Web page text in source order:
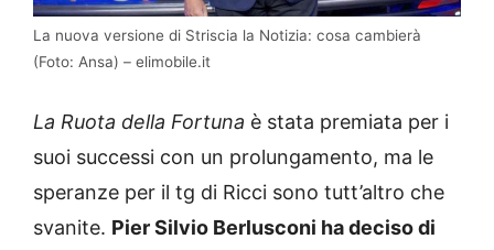
La nuova versione di Striscia la Notizia: cosa cambierà
(Foto: Ansa) – elimobile.it
La Ruota della Fortuna è stata premiata per i
suoi successi con un prolungamento, ma le
speranze per il tg di Ricci sono tutt’altro che
svanite. Pier Silvio Berlusconi ha deciso di